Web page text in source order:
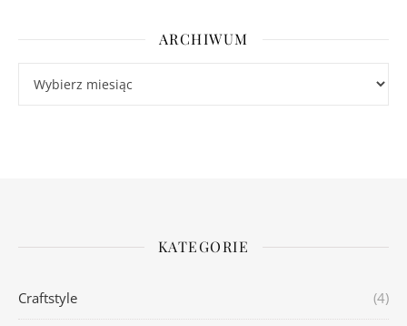
ARCHIWUM
KATEGORIE
Craftstyle (4)